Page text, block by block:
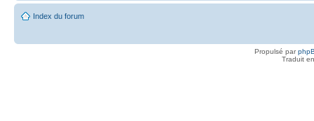
Index du forum
Propulsé par
Traduit